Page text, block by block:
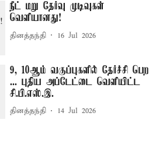
நீட் மறு தேர்வு முடிவுகள்
வெளியானது!
தினத்தந்தி 16 Jul 2026
9, 10ஆம் வகுப்புகளில் தேர்ச்சி பெற
... புதிய அப்டேட்டை வெளியிட்ட
சி.பி.எஸ்.இ.
தினத்தந்தி 14 Jul 2026